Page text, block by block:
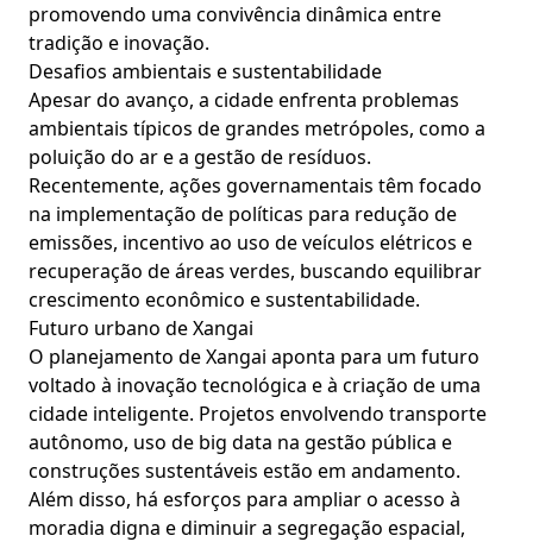
promovendo uma convivência dinâmica entre
tradição e inovação.
Desafios ambientais e sustentabilidade
Apesar do avanço, a cidade enfrenta problemas
ambientais típicos de grandes metrópoles, como a
poluição do ar e a gestão de resíduos.
Recentemente, ações governamentais têm focado
na implementação de políticas para redução de
emissões, incentivo ao uso de veículos elétricos e
recuperação de áreas verdes, buscando equilibrar
crescimento econômico e sustentabilidade.
Futuro urbano de Xangai
O planejamento de Xangai aponta para um futuro
voltado à inovação tecnológica e à criação de uma
cidade inteligente. Projetos envolvendo transporte
autônomo, uso de big data na gestão pública e
construções sustentáveis estão em andamento.
Além disso, há esforços para ampliar o acesso à
moradia digna e diminuir a segregação espacial,